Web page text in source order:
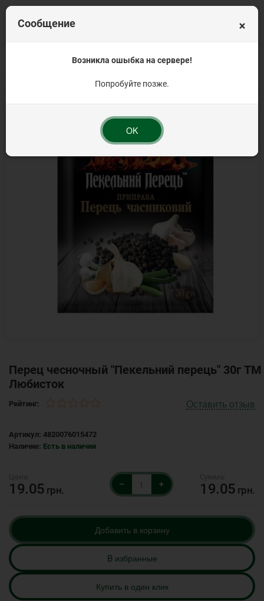
Приправы и пряности Черный перец молотый и горошек
Перец чесночный "Пекельний перець" 30г ТМ
Любисток
Рейтинг: Оставить отзыв
Артикул: 4820076015472
Наличие: Есть в наличии
19.05 грн.
– + 19.05 грн.
Добавить в корзину
B избранные
Купить в один клик
×
Сообщение
Возникла ошыбка на сервере!
Попробуйте позже.
OK